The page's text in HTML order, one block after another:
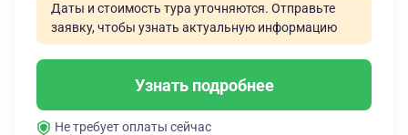
Даты и стоимость тура уточняются. Отправьте
заявку, чтобы узнать актуальную информацию
Узнать подробнее
Не требует оплаты сейчас